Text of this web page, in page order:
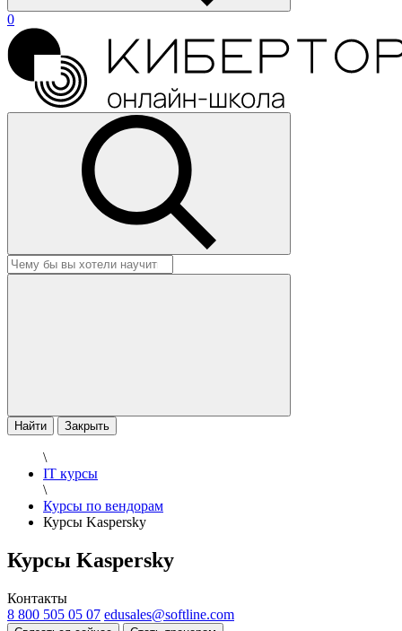
0
Найти Закрыть
\
IT курсы
\
Курсы по вендорам
Курсы Kaspersky
Курсы Kaspersky
Контакты
8 800 505 05 07 edusales@softline.com